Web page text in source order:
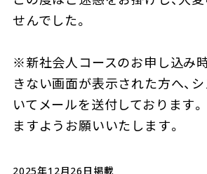
せんでした。
※新社会人コースのお申し込み
きない画面が表示された方へ、
いてメールを送付しております
ますようお願いいたします。
2025年12月26日掲載